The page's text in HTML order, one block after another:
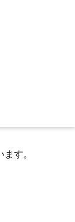
す。